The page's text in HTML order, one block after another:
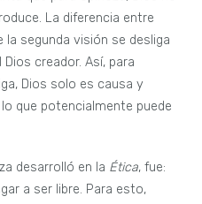
cuerpo humano concebido
instantes profundamente
de Joana,
su mente. Permitiéndole
Amor intelectual de Dios,
la novela. Un